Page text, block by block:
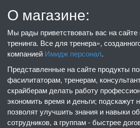
О магазине:
Мы рады приветствовать вас на сайте
тренинга. Все для тренера»,
компанией Имидж персонал.
Представленные на сайте продукты
фасилитаторам, тренерам,
скрайберам делать работу
экономить время и деньги; подскажут
позволят улучшить знания и навыки
сотрудников, а группам - быстрее